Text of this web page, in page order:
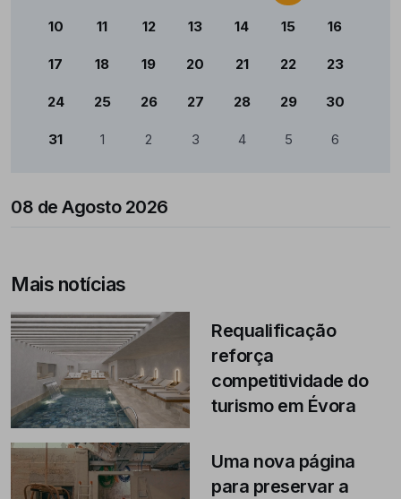
10 11 12 13 14 15 16
17 18 19 20 21 22 23
24 25 26 27 28 29 30
31 1 2 3 4 5 6
08 de Agosto 2026
Mais notícias
Requalificação
reforça
competitividade do
turismo em Évora
Uma nova página
para preservar a